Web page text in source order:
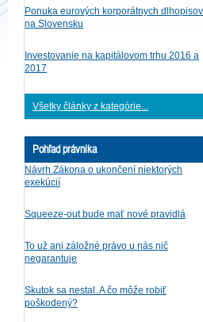
Ponuka eurových korporátnych dlhopisov
na Slovensku
Investovanie na kapitálovom trhu 2016 a
2017
Všetky články z kategórie...
Pohľad právnika
Návrh Zákona o ukončení niektorých
exekúcií
Squeeze-out bude mať nové pravidlá
To už ani záložné právo u nás nič
negarantuje
Skutok sa nestal. A čo môže robiť
poškodený?